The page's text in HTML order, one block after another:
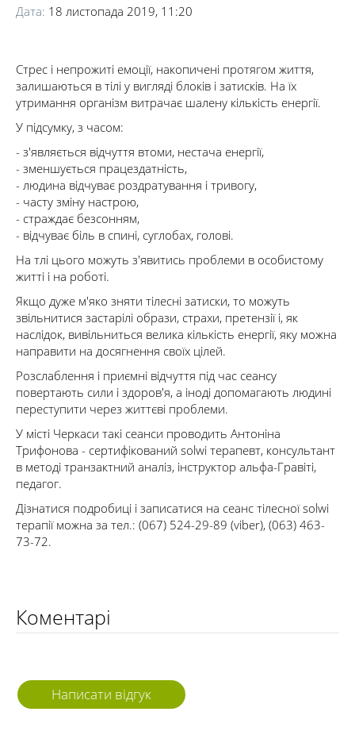
Дата: 18 листопада 2019, 11:20
Стрес і непрожиті емоції, накопичені протягом життя,
залишаються в тілі у вигляді блоків і затисків. На їх
утримання організм витрачає шалену кількість енергії.
У підсумку, з часом:
- з'являється відчуття втоми, нестача енергії,
- зменшується працездатність,
- людина відчуває роздратування і тривогу,
- часту зміну настрою,
- страждає безсонням,
- відчуває біль в спині, суглобах, голові.
На тлі цього можуть з'явитись проблеми в особистому
житті і на роботі.
Якщо дуже м'яко зняти тілесні затиски, то можуть
звільнитися застарілі образи, страхи, претензії і, як
наслідок, вивільниться велика кількість енергії, яку можна
направити на досягнення своїх цілей.
Розслаблення і приємні відчуття під час сеансу
повертають сили і здоров'я, а іноді допомагають людині
переступити через життєві проблеми.
У місті Черкаси такі сеанси проводить Антоніна
Трифонова - сертифікований solwi терапевт, консультант
в методі транзактний аналіз, інструктор альфа-Гравіті,
педагог.
Дізнатися подробиці і записатися на сеанс тілесної solwi
терапії можна за тел.: (067) 524-29-89 (viber), (063) 463-
73-72.
Коментарі
Написати відгук